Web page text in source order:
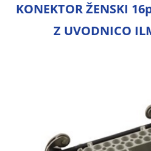
KONEKTOR ŽENSKI
Z UVODNICO